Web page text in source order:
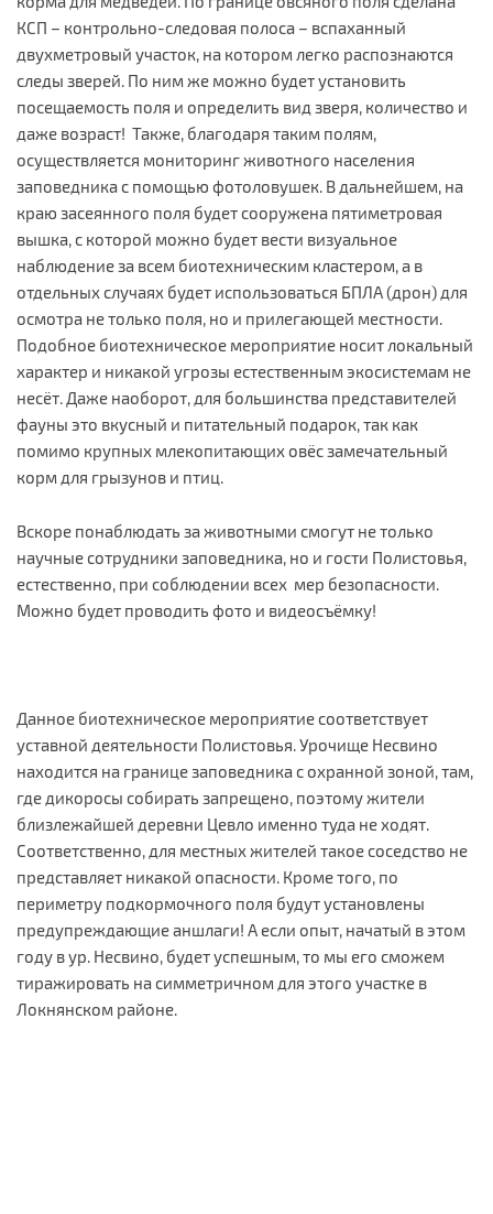
КСП – контрольно-следовая полоса – вспаханный
двухметровый участок, на котором легко распознаются
следы зверей. По ним же можно будет установить
посещаемость поля и определить вид зверя, количество и
даже возраст! Также, благодаря таким полям,
осуществляется мониторинг животного населения
заповедника с помощью фотоловушек. В дальнейшем, на
краю засеянного поля будет сооружена пятиметровая
вышка, с которой можно будет вести визуальное
наблюдение за всем биотехническим кластером, а в
отдельных случаях будет использоваться БПЛА (дрон) для
осмотра не только поля, но и прилегающей местности.
Подобное биотехническое мероприятие носит локальный
характер и никакой угрозы естественным экосистемам не
несёт. Даже наоборот, для большинства представителей
фауны это вкусный и питательный подарок, так как
помимо крупных млекопитающих овёс замечательный
корм для грызунов и птиц.
Вскоре понаблюдать за животными смогут не только
научные сотрудники заповедника, но и гости Полистовья,
естественно, при соблюдении всех мер безопасности.
Можно будет проводить фото и видеосъёмку!
Данное биотехническое мероприятие соответствует
уставной деятельности Полистовья. Урочище Несвино
находится на границе заповедника с охранной зоной, там,
где дикоросы собирать запрещено, поэтому жители
близлежайшей деревни Цевло именно туда не ходят.
Соответственно, для местных жителей такое соседство не
представляет никакой опасности. Кроме того, по
периметру подкормочного поля будут установлены
предупреждающие аншлаги! А если опыт, начатый в этом
году в ур. Несвино, будет успешным, то мы его сможем
тиражировать на симметричном для этого участке в
Локнянском районе.